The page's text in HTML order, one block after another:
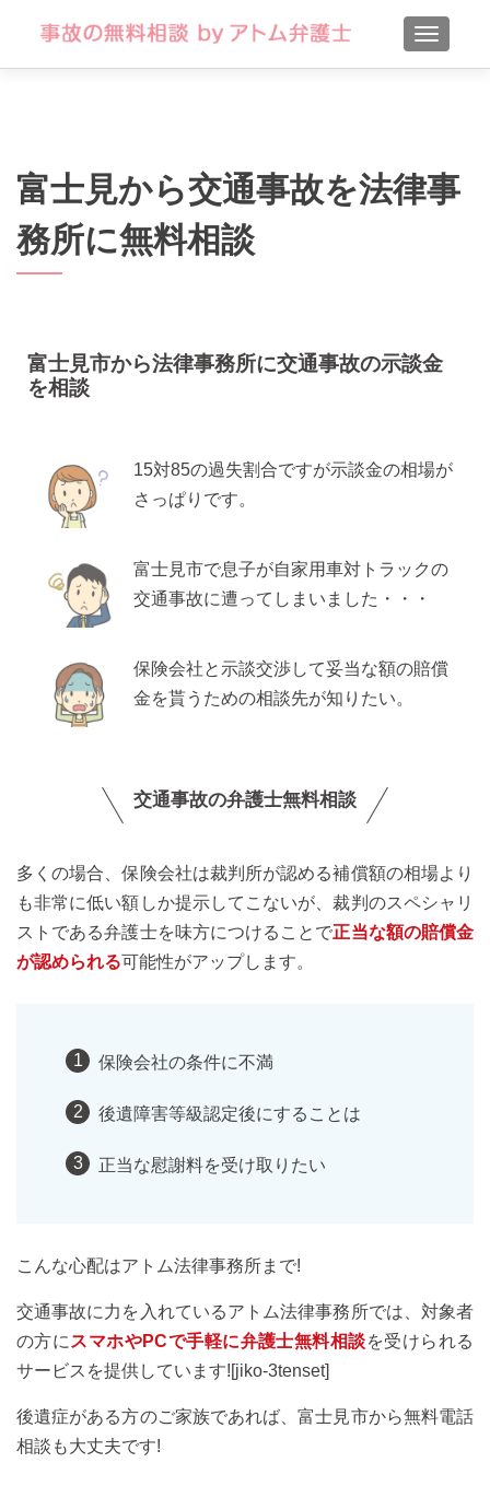
富士見から交通事故を法律事
務所に無料相談
富士見市から法律事務所に交通事故の示談金
を相談
15対85の過失割合ですが示談金の相場が
さっぱりです。
富士見市で息子が自家用車対トラックの
交通事故に遭ってしまいました・・・
保険会社と示談交渉して妥当な額の賠償
金を貰うための相談先が知りたい。
交通事故の弁護士無料相談
多くの場合、保険会社は裁判所が認める補償額の相場より
も非常に低い額しか提示してこないが、裁判のスペシャリ
ストである弁護士を味方につけることで正当な額の賠償金
が認められる可能性がアップします。
保険会社の条件に不満
後遺障害等級認定後にすることは
正当な慰謝料を受け取りたい
こんな心配はアトム法律事務所まで!
交通事故に力を入れているアトム法律事務所では、対象者
の方に スマホやPCで手軽に弁護士無料相談を受けられる
サービスを提供しています![jiko-3tenset]
後遺症がある方のご家族であれば、富士見市から無料電話
相談も大丈夫です!